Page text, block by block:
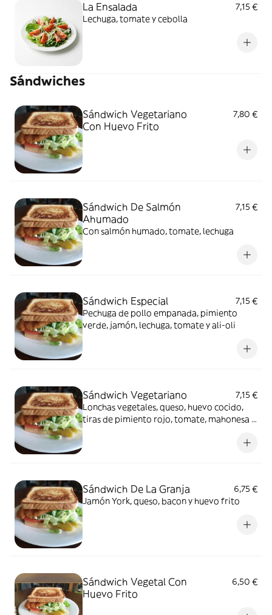
La Ensalada
7,15 €
Lechuga, tomate y cebolla
Sándwiches
Sándwich Vegetariano
Con Huevo Frito
7,80 €
Sándwich De Salmón
Ahumado
7,15 €
Con salmón humado, tomate, lechuga
Sándwich Especial
7,15 €
Pechuga de pollo empanada, pimiento
verde, jamón, lechuga, tomate y ali-oli
Sándwich Vegetariano
7,15 €
Lonchas vegetales, queso, huevo cocido,
tiras de pimiento rojo, tomate, mahonesa y
Sándwich De La Granja
6,75 €
Jamón York, queso, bacon y huevo frito
Sándwich Vegetal Con
Huevo Frito
6,50 €